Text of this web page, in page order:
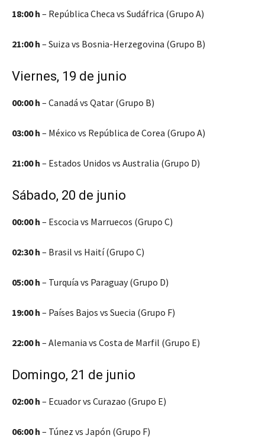
18:00 h – República Checa vs Sudáfrica (Grupo A)
21:00 h – Suiza vs Bosnia-Herzegovina (Grupo B)
Viernes, 19 de junio
00:00 h – Canadá vs Qatar (Grupo B)
03:00 h – México vs República de Corea (Grupo A)
21:00 h – Estados Unidos vs Australia (Grupo D)
Sábado, 20 de junio
00:00 h – Escocia vs Marruecos (Grupo C)
02:30 h – Brasil vs Haití (Grupo C)
05:00 h – Turquía vs Paraguay (Grupo D)
19:00 h – Países Bajos vs Suecia (Grupo F)
22:00 h – Alemania vs Costa de Marfil (Grupo E)
Domingo, 21 de junio
02:00 h – Ecuador vs Curazao (Grupo E)
06:00 h – Túnez vs Japón (Grupo F)